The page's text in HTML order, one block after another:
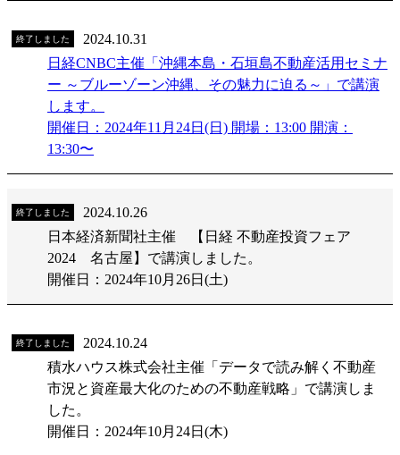
終了しました
2024.10.31
日経CNBC主催「沖縄本島・石垣島不動産活用セミナ
ー ～ブルーゾーン沖縄、その魅力に迫る～」で講演
します。
開催日：2024年11月24日(日) 開場：13:00 開演：
13:30〜
終了しました
2024.10.26
日本経済新聞社主催 【日経 不動産投資フェア
2024 名古屋】で講演しました。
開催日：2024年10月26日(土)
終了しました
2024.10.24
積水ハウス株式会社主催「データで読み解く不動産
市況と資産最大化のための不動産戦略」で講演しま
した。
開催日：2024年10月24日(木)